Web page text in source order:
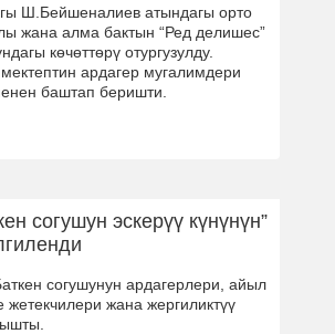
Ш.Бейшеналиев атындагы орто
жана алма бактын “Ред делишес”
көчөттөрү отургузулду.
мектептин ардагер мугалимдери
баштап беришти.
согушун эскерүү күнүнүн”
согушунун ардагерлери, айыл
жана жергиликтүү